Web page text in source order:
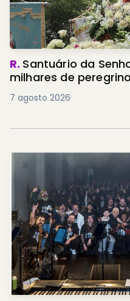
R. Santuário da
milhares de
7 agosto 2026